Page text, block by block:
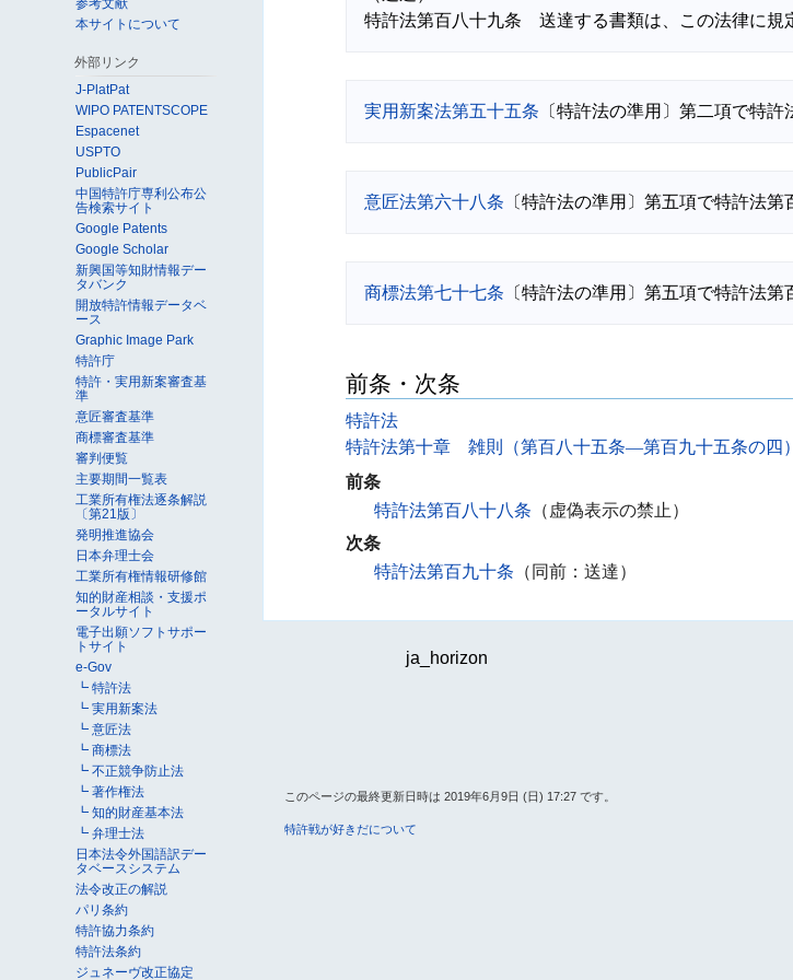
実用新案法第五十五条
意匠法第六十八条
商標法第七十七条
前条・次条
特許法
特許法第十章 雑則（第百八十五条―第百九十五条の四）
前条
特許法第百八十八条 （虚偽表示の禁止）
次条
特許法第百九十条 （同前：送達）
本サイトについて
外部リンク
J-PlatPat
WIPO PATENTSCOPE
Espacenet
USPTO
PublicPair
中国特許庁専利公布公
告検索サイト
Google Patents
Google Scholar
新興国等知財情報デー
タバンク
開放特許情報データベ
ース
Graphic Image Park
特許庁
特許・実用新案審査基
準
意匠審査基準
商標審査基準
審判便覧
主要期間一覧表
工業所有権法逐条解説
〔第21版〕
発明推進協会
日本弁理士会
工業所有権情報研修館
知的財産相談・支援ポ
ータルサイト
電子出願ソフトサポー
トサイト
e-Gov
┗ 特許法
┗ 実用新案法
┗ 意匠法
┗ 商標法
┗ 不正競争防止法
┗ 著作権法
┗ 知的財産基本法
┗ 弁理士法
日本法令外国語訳デー
タベースシステム
法令改正の解説
パリ条約
特許協力条約
特許法条約
ジュネーヴ改正協定
ja_horizon
このページの最終更新日時は 2019年6月9日 (日) 17:27 です。
特許戦が好きだについて